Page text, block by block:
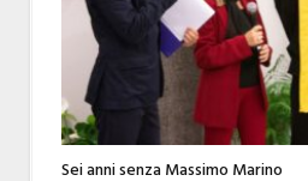
Sei anni senza Massimo Marino